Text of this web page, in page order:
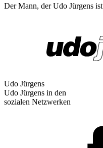
Der Mann, der Udo Jürgens ist
Udo Jürgens
Udo Jürgens in den
sozialen Netzwerken